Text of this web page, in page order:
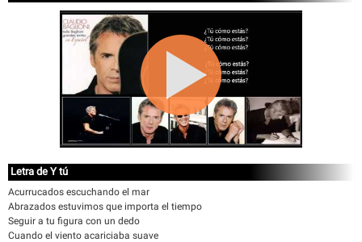
Letra de Y tú
Acurrucados escuchando el mar
Abrazados estuvimos que importa el tiempo
Seguir a tu figura con un dedo
Cuando el viento acariciaba suave